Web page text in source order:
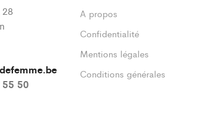
50
A propos
Confidentialité
Mentions légales
Conditions générales